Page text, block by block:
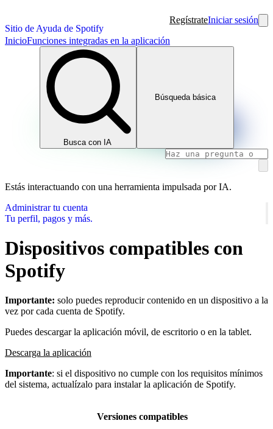
Sitio de Ayuda de Spotify
RegístrateIniciar sesión
InicioFunciones integradas en la aplicación
Busca con IA
Búsqueda básica
Estás interactuando con una herramienta impulsada por IA.
Administrar tu cuenta
Tu perfil, pagos y más.
Dispositivos compatibles con
Spotify
Importante: solo puedes reproducir contenido en un dispositivo a la
vez por cada cuenta de Spotify.
Puedes descargar la aplicación móvil, de escritorio o en la tablet.
Descarga la aplicación
Importante: si el dispositivo no cumple con los requisitos mínimos
del sistema, actualízalo para instalar la aplicación de Spotify.
Versiones compatibles